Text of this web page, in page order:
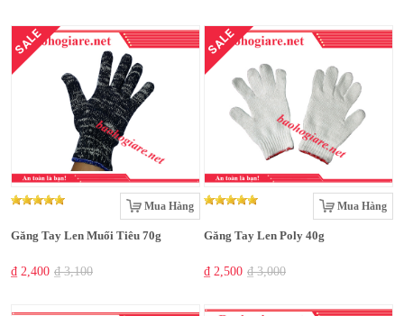
SALE
Mua Hàng
Găng Tay Len Muối Tiêu 70g
₫ 2,400 ₫ 3,100
SALE
Mua Hàng
Găng Tay Len Poly 40g
₫ 2,500 ₫ 3,000